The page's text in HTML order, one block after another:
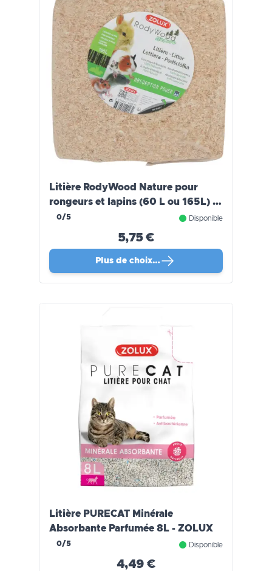
Litière RodyWood Nature pour
rongeurs et lapins (60 L ou 165L) -
ZOLUX
0/5 Disponible
5,75 €
Plus de choix…
Litière PURECAT Minérale
Absorbante Parfumée 8L - ZOLUX
0/5 Disponible
4,49 €